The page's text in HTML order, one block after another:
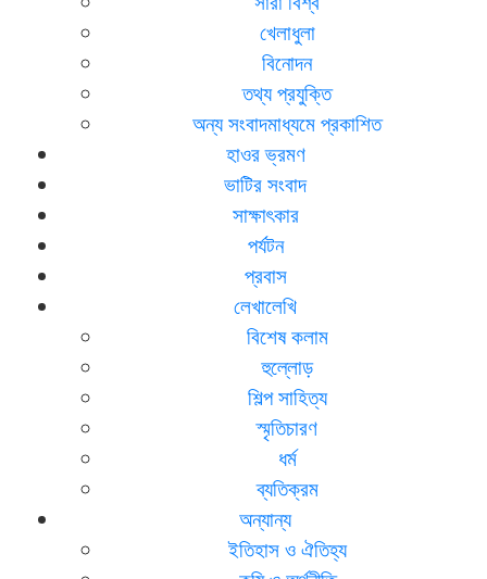
খেলাধুলা
বিনোদন
তথ্য প্রযুক্তি
অন্য সংবাদমাধ্যমে প্রকাশিত
হাওর ভ্রমণ
ভাটির সংবাদ
সাক্ষাৎকার
পর্যটন
প্রবাস
লেখালেখি
বিশেষ কলাম
হুল্লোড়
শিল্প সাহিত্য
স্মৃতিচারণ
ধর্ম
ব্যতিক্রম
অন্যান্য
ইতিহাস ও ঐতিহ্য